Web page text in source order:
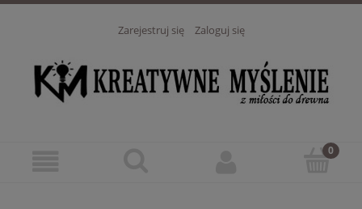
Zarejestruj się Zaloguj się